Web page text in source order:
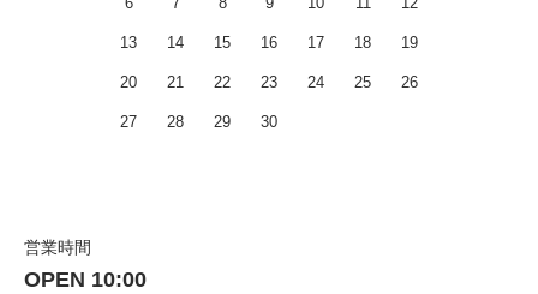
13 14 15 16 17 18 19
20 21 22 23 24 25 26
27 28 29 30
営業時間
OPEN 10:00